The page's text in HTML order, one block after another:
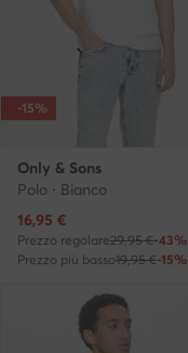
-15%
Only & Sons
Polo · Bianco
Prezzo attuale
16,95 €
Prezzo regolare29,95 €-43%
Prezzo più basso19,95 €-15%